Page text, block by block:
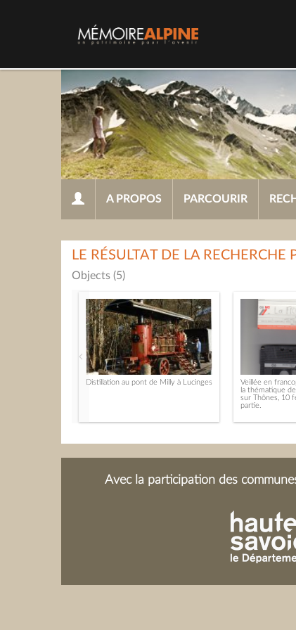
A PROPOS PARCOURIR
LE RÉSULTAT DE LA RECHERCHE
Objects (5)
Distillation au pont de Milly à Lucinges
Veillée en
la thématique
sur Thônes, 10
partie.
Avec la participation des